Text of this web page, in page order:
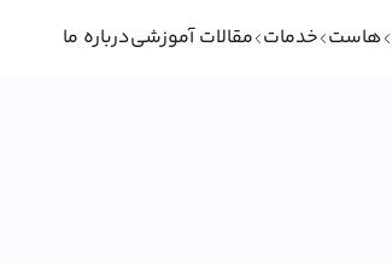
هاست خدمات مقالات آموزشیدرباره ما